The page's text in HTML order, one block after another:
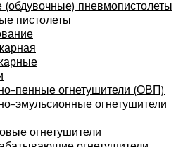
пневмопистолеты
пистолеты
пенные огнетушители (ОВП)
эмульсионные огнетушители
огнетушители